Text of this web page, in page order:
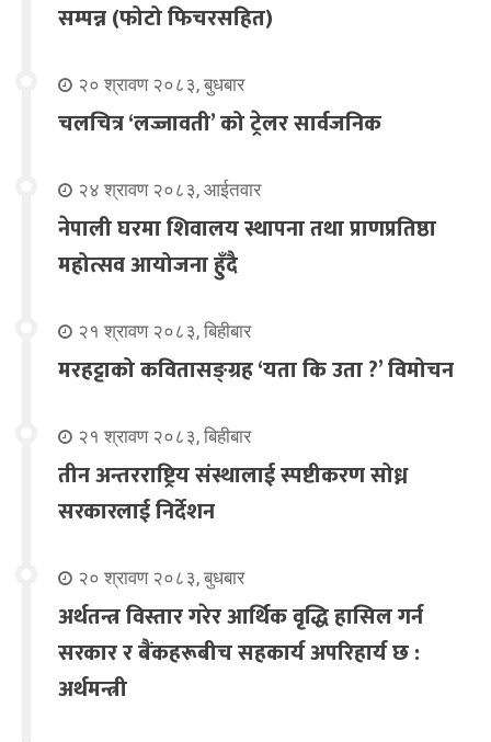
सम्पन्न (फोटो फिचरसहित)
२० श्रावण २०८३, बुधबार
चलचित्र ‘लज्जावती’ को ट्रेलर सार्वजनिक
२४ श्रावण २०८३, आईतवार
नेपाली घरमा शिवालय स्थापना तथा प्राणप्रतिष्ठा
महोत्सव आयोजना हुँदै
२१ श्रावण २०८३, बिहीबार
मरहट्टाको कवितासङ्ग्रह ‘यता कि उता ?’ विमोचन
२१ श्रावण २०८३, बिहीबार
तीन अन्तरराष्ट्रिय संस्थालाई स्पष्टीकरण सोध्न
सरकारलाई निर्देशन
२० श्रावण २०८३, बुधबार
अर्थतन्त्र विस्तार गरेर आर्थिक वृद्धि हासिल गर्न
सरकार र बैंकहरूबीच सहकार्य अपरिहार्य छ :
अर्थमन्त्री